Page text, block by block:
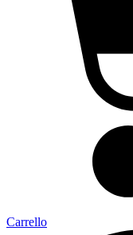
Carrello